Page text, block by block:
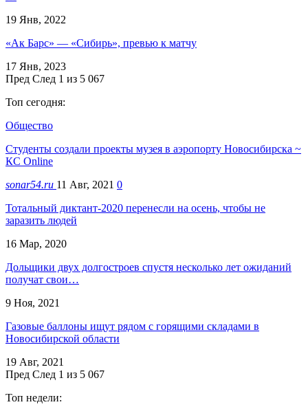
19 Янв, 2022
«Ак Барс» — «Сибирь», превью к матчу
17 Янв, 2023
Пред След 1 из 5 067
Топ сегодня:
Общество
Студенты создали проекты музея в аэропорту Новосибирска ~
КС Online
sonar54.ru 11 Авг, 2021 0
Тотальный диктант-2020 перенесли на осень, чтобы не
заразить людей
16 Мар, 2020
Дольщики двух долгостроев спустя несколько лет ожиданий
получат свои…
9 Ноя, 2021
Газовые баллоны ищут рядом с горящими складами в
Новосибирской области
19 Авг, 2021
Пред След 1 из 5 067
Топ недели: